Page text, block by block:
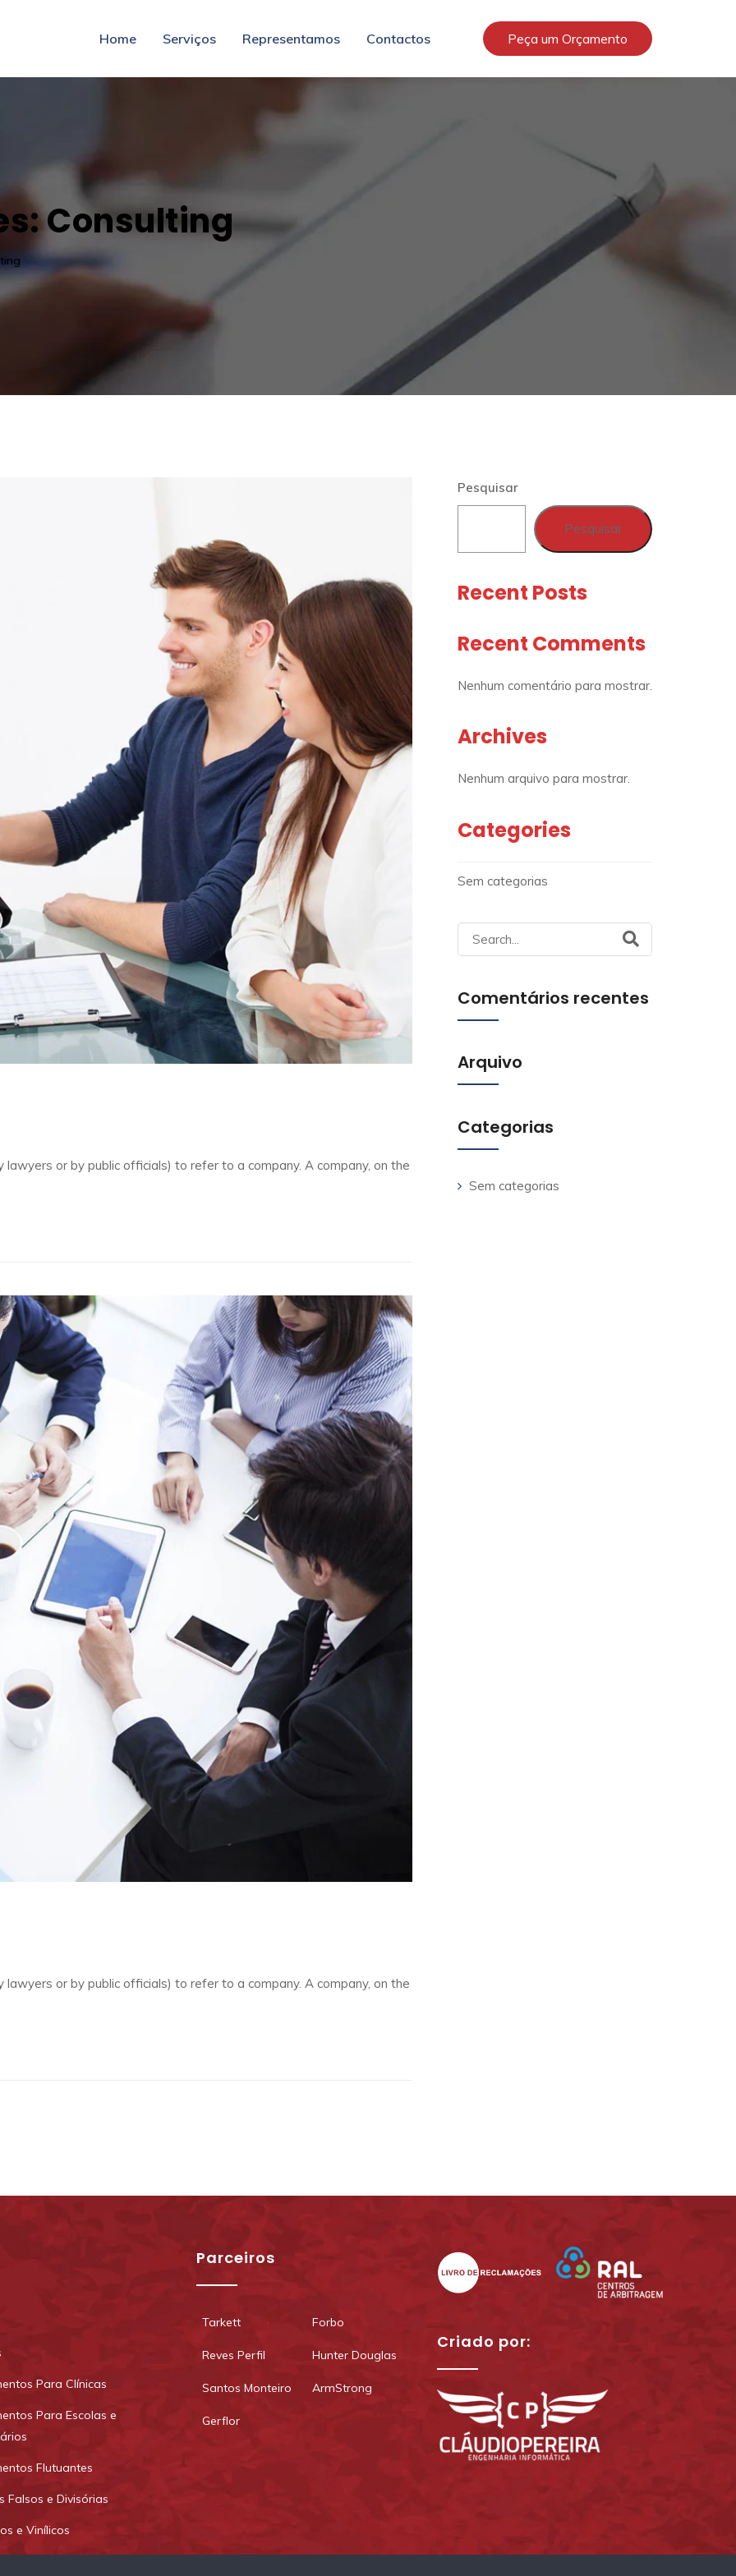
Home Serviços Representamos Contactos Peça um Orçamento
Consulting
or by public officials) to refer to a company. A company, on the
or by public officials) to refer to a company. A company, on the
Pesquisar
Pesquisar
Recent Posts
Recent Comments
Nenhum comentário para mostrar.
Archives
Nenhum arquivo para mostrar.
Categories
Sem categorias
Search
for:
Comentários recentes
Arquivo
Categorias
Sem categorias
Para Clínicas
Para Escolas e
Flutuantes
Falsos e Divisórias
e Vinílicos
Parceiros
Tarkett Forbo
Reves Perfil Hunter Douglas
Santos Monteiro ArmStrong
Gerflor
Criado por: